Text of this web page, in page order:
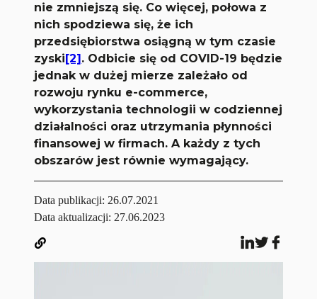
nie zmniejszą się. Co więcej, połowa z
nich spodziewa się, że ich
przedsiębiorstwa osiągną w tym czasie
zyski [2] . Odbicie się od COVID-19 będzie
jednak w dużej mierze zależało od
rozwoju rynku e-commerce,
wykorzystania technologii w codziennej
działalności oraz utrzymania płynności
finansowej w firmach. A każdy z tych
obszarów jest równie wymagający.
Data publikacji: 26.07.2021
Data aktualizacji: 27.06.2023